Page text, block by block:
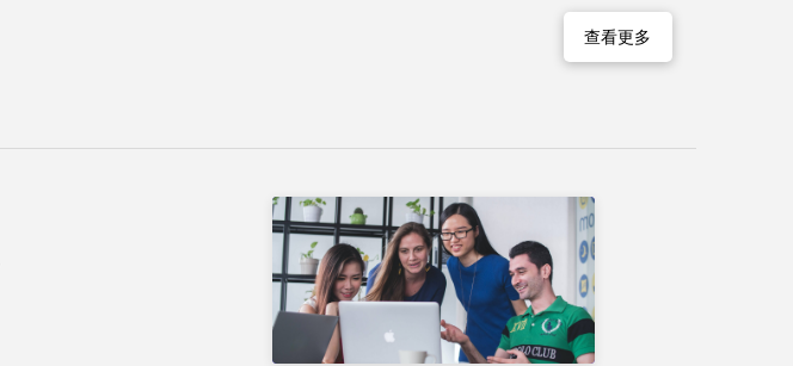
查看更多